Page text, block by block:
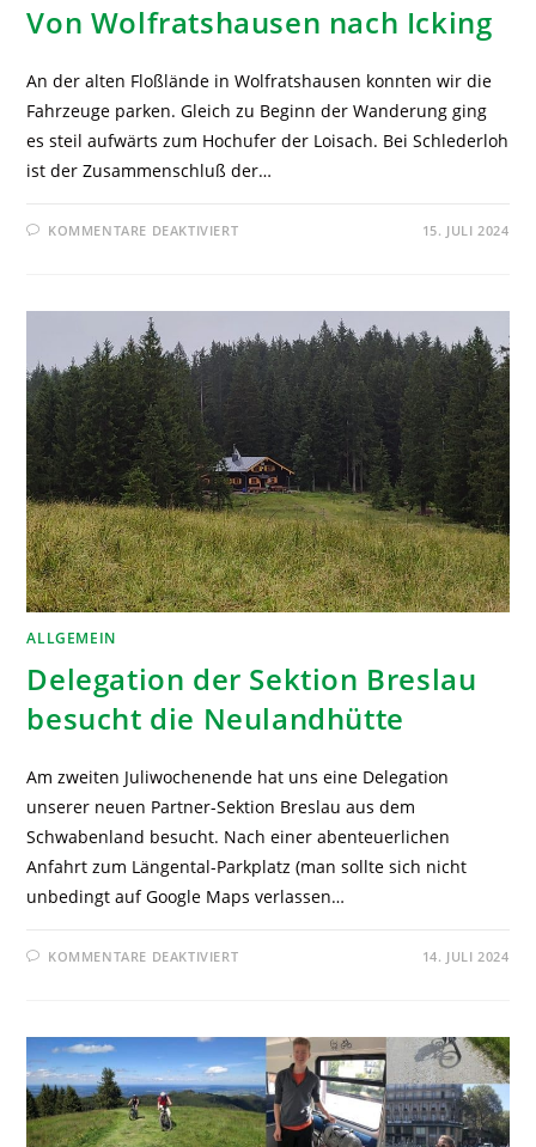
Von Wolfratshausen nach Icking
An der alten Floßlände in Wolfratshausen konnten wir die
Fahrzeuge parken. Gleich zu Beginn der Wanderung ging
es steil aufwärts zum Hochufer der Loisach. Bei Schlederloh
ist der Zusammenschluß der…
KOMMENTARE DEAKTIVIERT 15. JULI 2024
ALLGEMEIN
Delegation der Sektion Breslau
besucht die Neulandhütte
Am zweiten Juliwochenende hat uns eine Delegation
unserer neuen Partner-Sektion Breslau aus dem
Schwabenland besucht. Nach einer abenteuerlichen
Anfahrt zum Längental-Parkplatz (man sollte sich nicht
unbedingt auf Google Maps verlassen…
KOMMENTARE DEAKTIVIERT 14. JULI 2024